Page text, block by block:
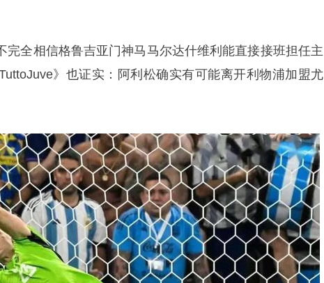
完全相信格鲁吉亚门神马马尔达什维利能直接接班担任主
》也证实：阿利松确实有可能离开利物浦加盟尤